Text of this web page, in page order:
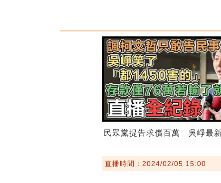
民眾黨提告求償百萬 吳崢最
直播時間：2024/02/05 15:00